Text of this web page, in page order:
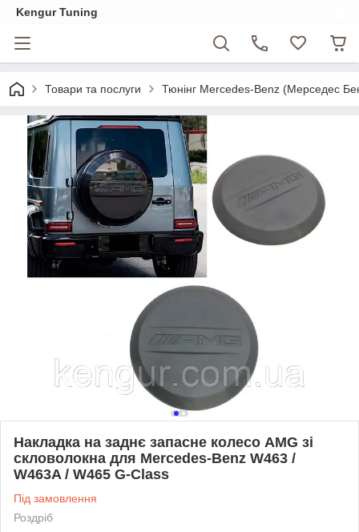
Kengur Tuning
Товари та послуги Тюнінг Mercedes-Benz (Мерседес
Накладка на заднє запасне колесо AMG зі
скловолокна для Mercedes-Benz W463 /
W463A / W465 G-Class
Під замовлення
Роздріб